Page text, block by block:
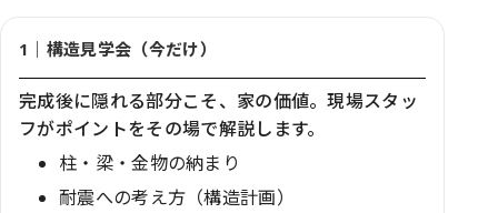
1｜構造見学会（今だけ）
完成後に隠れる部分こそ、家の価値。現場スタッ
フがポイントをその場で解説します。
柱・梁・金物の納まり
耐震への考え方（構造計画）